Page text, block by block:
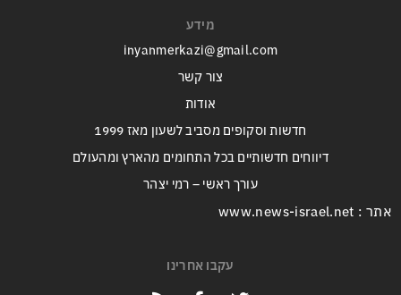
מידע
inyanmerkazi@gmail.com
צור קשר
אודות
חדשות וסקופים מסביב לשעון מאז 1999
דיווחים חדשותיים בכל התחומים מהארץ ומהעולם
עורך ראשי – רמי יצהר
אתר : www.news-israel.net
עקבו אחרינו